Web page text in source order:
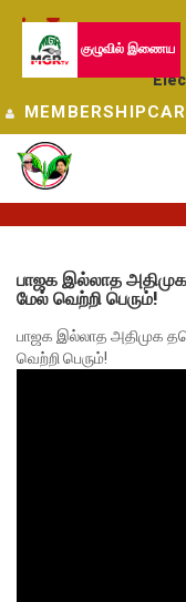
பாஜக இல்லாத
மேல் வெற்றி பெரும்!
பாஜக இல்லாத அதிமுக
வெற்றி பெரும்!
குழுவில் இணைய